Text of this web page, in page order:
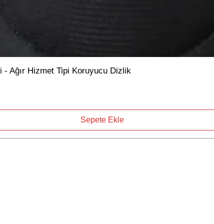
- Ağır Hizmet Tipi Koruyucu Dizlik
Sepete Ekle